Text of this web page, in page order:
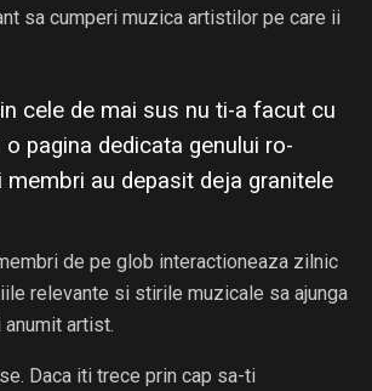
sa cumperi muzica artistilor pe care ii
cele de mai sus nu ti-a facut cu
pagina dedicata genului ro-
membri au depasit deja granitele
de pe glob interactioneaza zilnic
relevante si stirile muzicale sa ajunga
artist.
Daca iti trece prin cap sa-ti